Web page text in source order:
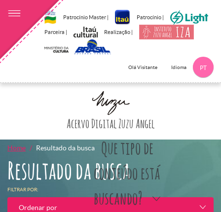
Patrocínio Master | Patrocínio |
Parceira | Realização |
Olá Visitante Idioma PT
Acervo Digital Zuzu Angel
Que tipo de
conteúdo está
buscando?
Home Resultado da busca
Resultado da busca
FILTRAR POR:
Ordenar por